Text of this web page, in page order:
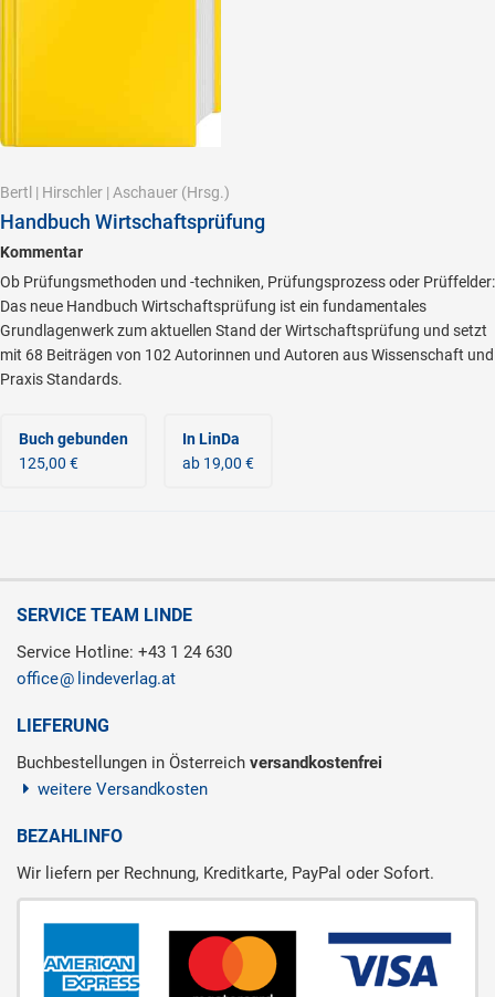
Bertl | Hirschler | Aschauer (Hrsg.)
Handbuch Wirtschaftsprüfung
Kommentar
Ob Prüfungsmethoden und -techniken, Prüfungsprozess oder Prüffelder:
Das neue Handbuch Wirtschaftsprüfung ist ein fundamentales
Grundlagenwerk zum aktuellen Stand der Wirtschaftsprüfung und setzt
mit 68 Beiträgen von 102 Autorinnen und Autoren aus Wissenschaft und
Praxis Standards.
Buch gebunden
125,00 €
In LinDa
ab 19,00 €
SERVICE TEAM LINDE
Service Hotline: +43 1 24 630
office
lindeverlag.at
LIEFERUNG
Buchbestellungen in Österreich versandkostenfrei
weitere Versandkosten
BEZAHLINFO
Wir liefern per Rechnung, Kreditkarte, PayPal oder Sofort.